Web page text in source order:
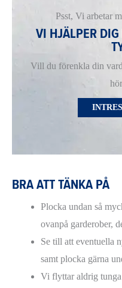
Psst, Vi arbetar
VI HJÄLPER
Vill du förenkla din
BRA ATT TÄNKA PÅ
Plocka undan så
ovanpå garderober,
Se till att eventuella
samt plocka gärna
Vi flyttar aldrig tunga